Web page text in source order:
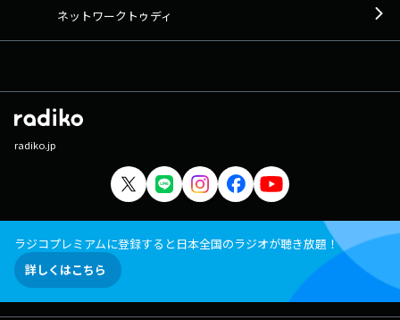
ネットワークトゥディ
radiko.jp
ラジコプレミアムに登録すると日本全国のラジオが聴き放題！
詳しくはこちら